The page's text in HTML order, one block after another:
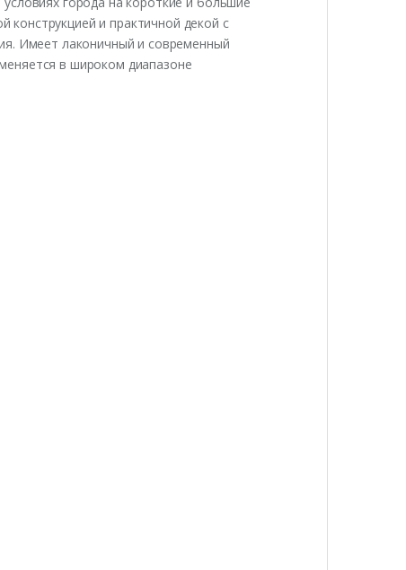
и практичной декой с
Имеет лаконичный и современный
в широком диапазоне